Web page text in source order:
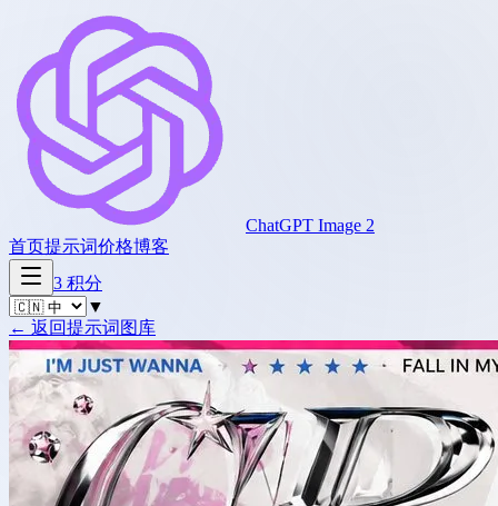
ChatGPT Image 2
首页提示词价格博客
3 积分
▼
← 返回提示词图库